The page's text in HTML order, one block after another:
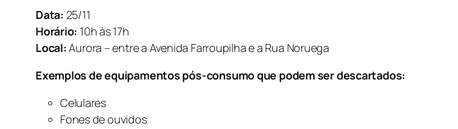
Data: 25/11
Horário: 10h às 17h
Local:Aurora – entre a Avenida Farroupilha e a Rua Noruega
Exemplos de equipamentos pós-consumo que podem ser descartados:
Celulares
Fones de ouvidos